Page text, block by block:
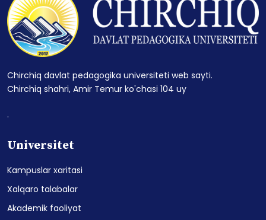
Chirchiq davlat pedagogika universiteti web sayti.
Chirchiq shahri, Amir Temur ko'chasi 104 uy
.
Universitet
Kampuslar xaritasi
Xalqaro talabalar
Akademik faoliyat